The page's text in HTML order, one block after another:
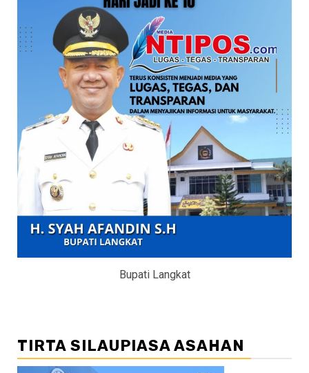
Bupati Langkat
TIRTA SILAUPIASA ASAHAN